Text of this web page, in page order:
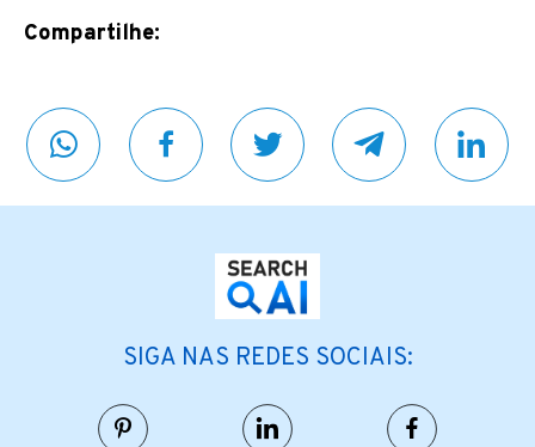
Compartilhe:
SIGA NAS REDES SOCIAIS: